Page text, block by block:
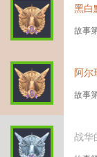
黑白
故事
阿尔
故事
战华